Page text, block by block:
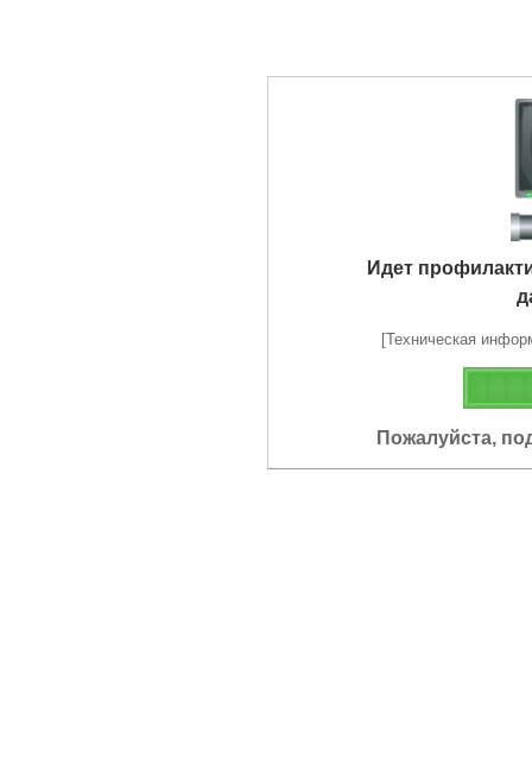
Идет
[Техническая
Пожалуйста,